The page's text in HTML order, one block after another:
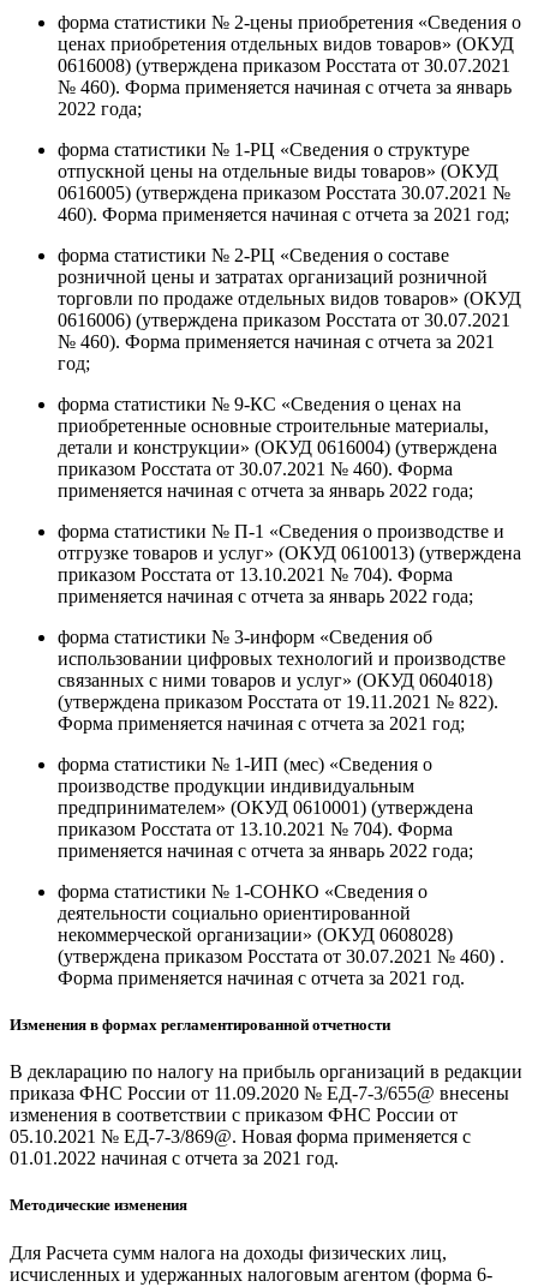
форма статистики № 2-цены приобретения «Сведения о
ценах приобретения отдельных видов товаров» (ОКУД
0616008) (утверждена приказом Росстата от 30.07.2021
№ 460). Форма применяется начиная с отчета за январь
2022 года;
форма статистики № 1-РЦ «Сведения о структуре
отпускной цены на отдельные виды товаров» (ОКУД
0616005) (утверждена приказом Росстата 30.07.2021 №
460). Форма применяется начиная с отчета за 2021 год;
форма статистики № 2-РЦ «Сведения о составе
розничной цены и затратах организаций розничной
торговли по продаже отдельных видов товаров» (ОКУД
0616006) (утверждена приказом Росстата от 30.07.2021
№ 460). Форма применяется начиная с отчета за 2021
год;
форма статистики № 9-КС «Сведения о ценах на
приобретенные основные строительные материалы,
детали и конструкции» (ОКУД 0616004) (утверждена
приказом Росстата от 30.07.2021 № 460). Форма
применяется начиная с отчета за январь 2022 года;
форма статистики № П-1 «Сведения о производстве и
отгрузке товаров и услуг» (ОКУД 0610013) (утверждена
приказом Росстата от 13.10.2021 № 704). Форма
применяется начиная с отчета за январь 2022 года;
форма статистики № 3-информ «Сведения об
использовании цифровых технологий и производстве
связанных с ними товаров и услуг» (ОКУД 0604018)
(утверждена приказом Росстата от 19.11.2021 № 822).
Форма применяется начиная с отчета за 2021 год;
форма статистики № 1-ИП (мес) «Сведения о
производстве продукции индивидуальным
предпринимателем» (ОКУД 0610001) (утверждена
приказом Росстата от 13.10.2021 № 704). Форма
применяется начиная с отчета за январь 2022 года;
форма статистики № 1-СОНКО «Сведения о
деятельности социально ориентированной
некоммерческой организации» (ОКУД 0608028)
(утверждена приказом Росстата от 30.07.2021 № 460) .
Форма применяется начиная с отчета за 2021 год.
Изменения в формах регламентированной отчетности
В декларацию по налогу на прибыль организаций в редакции
приказа ФНС России от 11.09.2020 № ЕД-7-3/655@ внесены
изменения в соответствии с приказом ФНС России от
05.10.2021 № ЕД-7-3/869@. Новая форма применяется с
01.01.2022 начиная с отчета за 2021 год.
Методические изменения
Для Расчета сумм налога на доходы физических лиц,
исчисленных и удержанных налоговым агентом (форма 6-